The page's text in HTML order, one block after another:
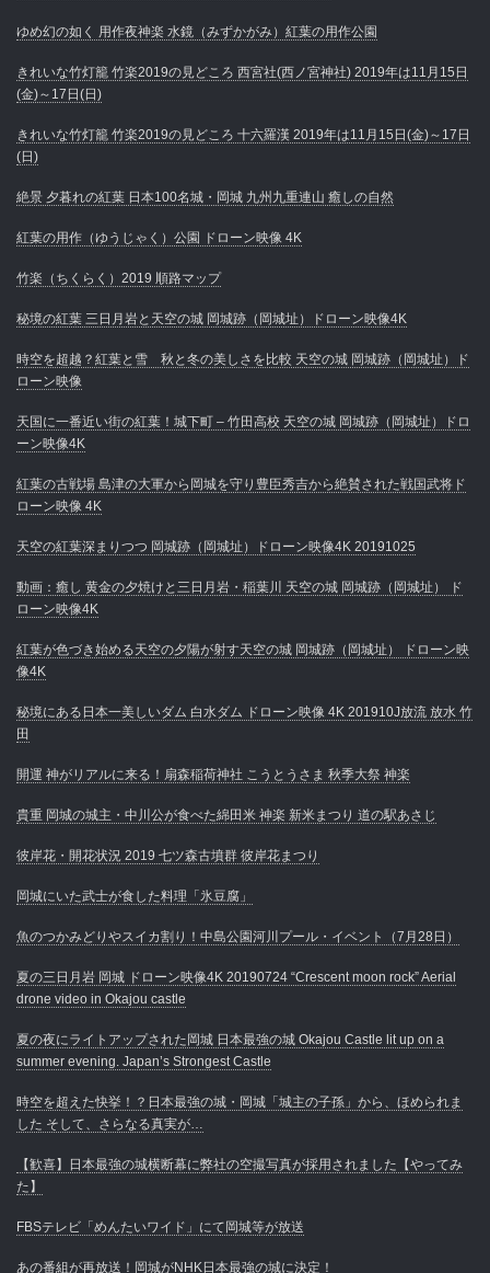
ゆめ幻の如く 用作夜神楽 水鏡（みずかがみ）紅葉の用作公園
きれいな竹灯籠 竹楽2019の見どころ 西宮社(西ノ宮神社) 2019年は11月15日
(金)～17日(日)
きれいな竹灯籠 竹楽2019の見どころ 十六羅漢 2019年は11月15日(金)～17日
(日)
絶景 夕暮れの紅葉 日本100名城・岡城 九州九重連山 癒しの自然
紅葉の用作（ゆうじゃく）公園 ドローン映像 4K
竹楽（ちくらく）2019 順路マップ
秘境の紅葉 三日月岩と天空の城 岡城跡（岡城址）ドローン映像4K
時空を超越？紅葉と雪 秋と冬の美しさを比較 天空の城 岡城跡（岡城址）ド
ローン映像
天国に一番近い街の紅葉！城下町 – 竹田高校 天空の城 岡城跡（岡城址）ドロ
ーン映像4K
紅葉の古戦場 島津の大軍から岡城を守り豊臣秀吉から絶賛された戦国武将ド
ローン映像 4K
天空の紅葉深まりつつ 岡城跡（岡城址）ドローン映像4K 20191025
動画：癒し 黄金の夕焼けと三日月岩・稲葉川 天空の城 岡城跡（岡城址） ド
ローン映像4K
紅葉が色づき始める天空の夕陽が射す天空の城 岡城跡（岡城址） ドローン映
像4K
秘境にある日本一美しいダム 白水ダム ドローン映像 4K 201910J放流 放水 竹
田
開運 神がリアルに来る！扇森稲荷神社 こうとうさま 秋季大祭 神楽
貴重 岡城の城主・中川公が食べた綿田米 神楽 新米まつり 道の駅あさじ
彼岸花・開花状況 2019 七ツ森古墳群 彼岸花まつり
岡城にいた武士が食した料理「氷豆腐」
魚のつかみどりやスイカ割り！中島公園河川プール・イベント（7月28日）
夏の三日月岩 岡城 ドローン映像4K 20190724 “Crescent moon rock” Aerial
drone video in Okajou castle
夏の夜にライトアップされた岡城 日本最強の城 Okajou Castle lit up on a
summer evening. Japan’s Strongest Castle
時空を超えた快挙！？日本最強の城・岡城「城主の子孫」から、ほめられま
した そして、さらなる真実が…
【歓喜】日本最強の城横断幕に弊社の空撮写真が採用されました【やってみ
た】
FBSテレビ「めんたいワイド」にて岡城等が放送
あの番組が再放送！岡城がNHK日本最強の城に決定！